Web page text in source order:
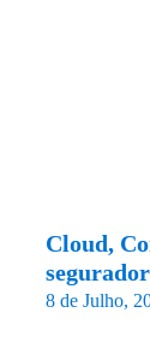
Cloud,
8 de Julho,